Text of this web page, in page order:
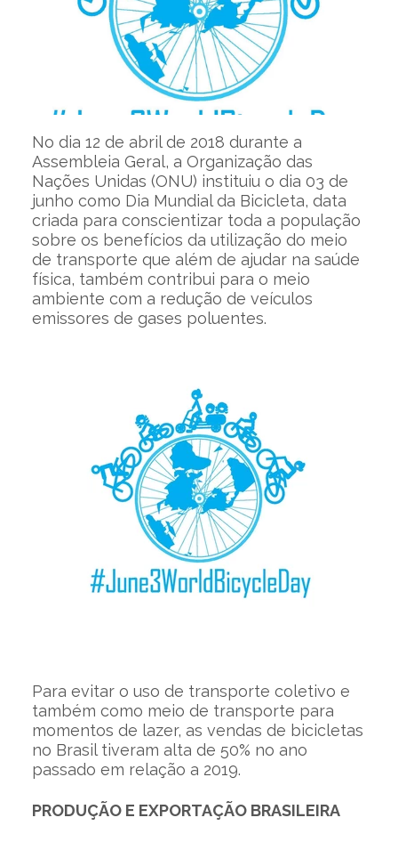
No dia 12 de abril de 2018 durante a
Assembleia Geral, a Organização das
Nações Unidas (ONU) instituiu o dia 03 de
junho como Dia Mundial da Bicicleta, data
criada para conscientizar toda a população
sobre os benefícios da utilização do meio
de transporte que além de ajudar na saúde
física, também contribui para o meio
ambiente com a redução de veículos
emissores de gases poluentes.
Para evitar o uso de transporte coletivo e
também como meio de transporte para
momentos de lazer, as vendas de bicicletas
no Brasil tiveram alta de 50% no ano
passado em relação a 2019.
PRODUÇÃO E EXPORTAÇÃO BRASILEIRA